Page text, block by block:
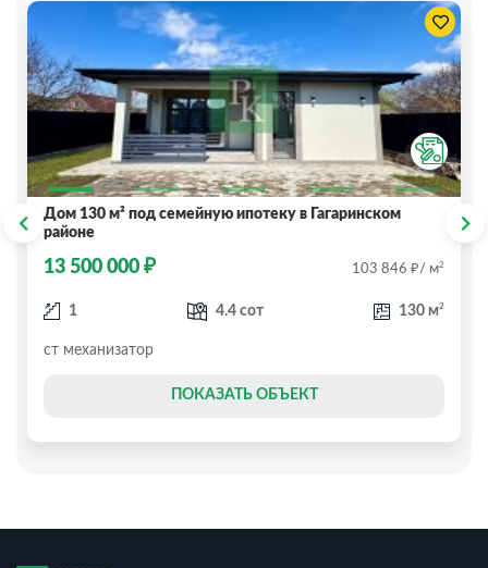
Дом 130 м² под семейную ипотеку в Гагаринском
районе
13 500 000 ₽ 103 846 ₽/ м2
1 4.4 сот 130 м2
ст механизатор
ПОКАЗАТЬ ОБЪЕКТ